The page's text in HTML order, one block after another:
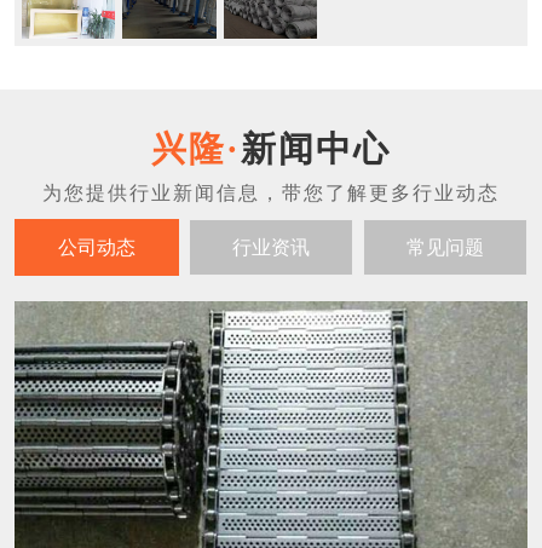
新闻中心
公司动态 行业资讯 常见问题